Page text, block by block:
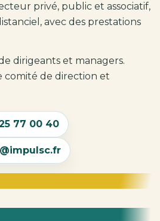
privé, public et associatif,
avec des prestations
dirigeants et managers.
comité de direction et
77 00 40